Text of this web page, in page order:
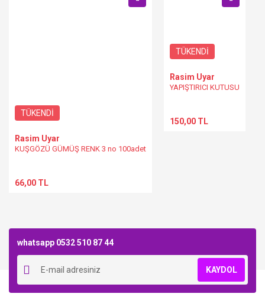
TÜKENDİ
Rasim Uyar
KUŞGÖZÜ GÜMÜŞ RENK 3 no 100adet
66,00 TL
TÜKENDİ
Rasim Uyar
YAPIŞTIRICI KUTUSU
150,00 TL
whatsapp 0532 510 87 44
KAYDOL